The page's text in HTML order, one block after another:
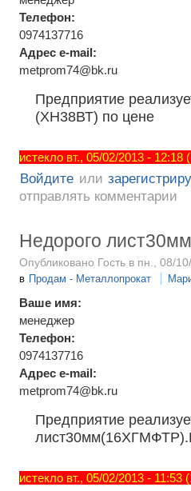
Телефон:
0974137716
Адрес e-mail:
metprom74@bk.ru
Предприятие
(ХН38ВТ) по цене
истекло вт., 05/02/2013 -
Войдите или
отправлять комментарии
Недорого
Опубликовано Гость в пн., 08/
в Продам - Металлопрокат
Ваше имя:
менеджер
Телефон:
0974137716
Адрес e-mail:
metprom74@bk.ru
Предприятие
истекло вт., 05/02/2013 -